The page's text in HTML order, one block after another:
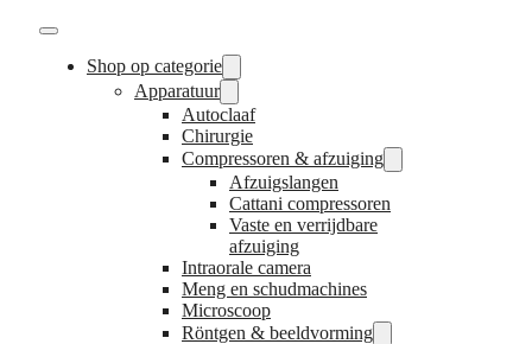
Shop op categorie
Apparatuur
Autoclaaf
Chirurgie
Compressoren & afzuiging
Afzuigslangen
Cattani compressoren
Vaste en verrijdbare
afzuiging
Intraorale camera
Meng en schudmachines
Microscoop
Röntgen & beeldvorming